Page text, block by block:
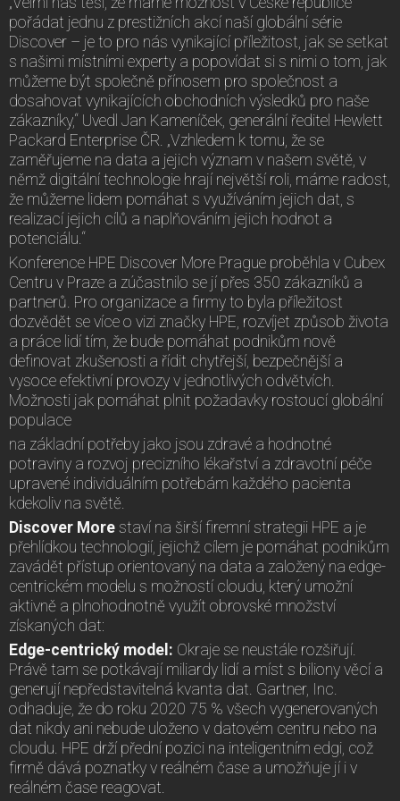
pořádat jednu z prestižních akcí naší globální série
Discover – je to pro nás vynikající příležitost, jak se setkat
s našimi místními experty a popovídat si s nimi o tom, jak
můžeme být společně přínosem pro společnost a
dosahovat vynikajících obchodních výsledků pro naše
zákazníky,“ Uvedl Jan Kameníček, generální ředitel Hewlett
Packard Enterprise ČR. „Vzhledem k tomu, že se
zaměřujeme na data a jejich význam v našem světě, v
němž digitální technologie hrají největší roli, máme radost,
že můžeme lidem pomáhat s využíváním jejich dat, s
realizací jejich cílů a naplňováním jejich hodnot a
potenciálu.“
Konference HPE Discover More Prague proběhla v Cubex
Centru v Praze a zúčastnilo se jí přes 350 zákazníků a
partnerů. Pro organizace a firmy to byla příležitost
dozvědět se více o vizi značky HPE, rozvíjet způsob života
a práce lidí tím, že bude pomáhat podnikům nově
definovat zkušenosti a řídit chytřejší, bezpečnější a
vysoce efektivní provozy v jednotlivých odvětvích.
Možnosti jak pomáhat plnit požadavky rostoucí globální
populace
na základní potřeby jako jsou zdravé a hodnotné
potraviny a rozvoj precizního lékařství a zdravotní péče
upravené individuálním potřebám každého pacienta
kdekoliv na světě.
Discover More staví na širší firemní strategii HPE a je
přehlídkou technologií, jejichž cílem je pomáhat podnikům
zavádět přístup orientovaný na data a založený na edge-
centrickém modelu s možností cloudu, který umožní
aktivně a plnohodnotně využít obrovské množství
získaných dat:
Edge-centrický model: Okraje se neustále rozšiřují.
Právě tam se potkávají miliardy lidí a míst s biliony věcí a
generují nepředstavitelná kvanta dat. Gartner, Inc.
odhaduje, že do roku 2020 75 % všech vygenerovaných
dat nikdy ani nebude uloženo v datovém centru nebo na
cloudu. HPE drží přední pozici na inteligentním edgi, což
firmě dává poznatky v reálném čase a umožňuje jí i v
reálném čase reagovat.